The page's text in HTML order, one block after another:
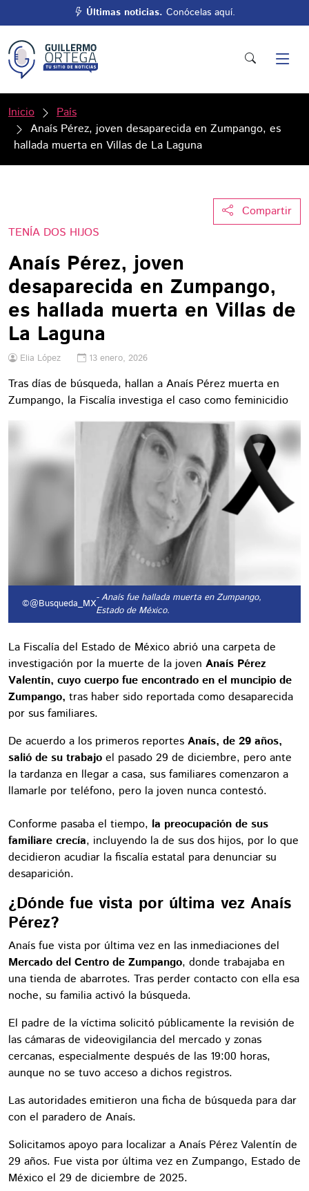
Últimas noticias. Conócelas aquí.
Inicio
País
Anaís Pérez, joven desaparecida en Zumpango, es
hallada muerta en Villas de La Laguna
Compartir
TENÍA DOS HIJOS
Anaís Pérez, joven
desaparecida en Zumpango,
es hallada muerta en Villas de
La Laguna
Elia López 13 enero, 2026
Tras días de búsqueda, hallan a Anaís Pérez muerta en
Zumpango, la Fiscalía investiga el caso como feminicidio
©@Busqueda_MX- Anaís fue hallada muerta en Zumpango,
Estado de México.
La Fiscalía del Estado de México abrió una carpeta de
investigación por la muerte de la joven Anaís Pérez
Valentín, cuyo cuerpo fue encontrado en el muncipio de
Zumpango, tras haber sido reportada como desaparecida
por sus familiares.
De acuerdo a los primeros reportes Anaís, de 29 años,
salió de su trabajo el pasado 29 de diciembre, pero ante
la tardanza en llegar a casa, sus familiares comenzaron a
llamarle por teléfono, pero la joven nunca contestó.
Conforme pasaba el tiempo, la preocupación de sus
familiare crecía, incluyendo la de sus dos hijos, por lo que
decidieron acudiar la fiscalía estatal para denunciar su
desaparición.
¿Dónde fue vista por última vez Anaís
Pérez?
Anaís fue vista por última vez en las inmediaciones del
Mercado del Centro de Zumpango, donde trabajaba en
una tienda de abarrotes. Tras perder contacto con ella esa
noche, su familia activó la búsqueda.
El padre de la víctima solicitó públicamente la revisión de
las cámaras de videovigilancia del mercado y zonas
cercanas, especialmente después de las 19:00 horas,
aunque no se tuvo acceso a dichos registros.
Las autoridades emitieron una ficha de búsqueda para dar
con el paradero de Anaís.
Solicitamos apoyo para localizar a Anaís Pérez Valentín de
29 años. Fue vista por última vez en Zumpango, Estado de
México el 29 de diciembre de 2025.